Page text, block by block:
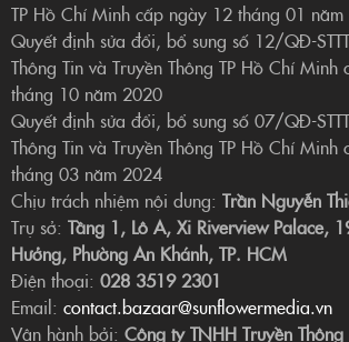
TP Hồ Chí Minh cấp ngày 12 tháng 01
Quyết định sửa đổi, bổ sung số 12/QĐ-
Thông Tin và Truyền Thông TP Hồ Chí
tháng 10 năm 2020
Quyết định sửa đổi, bổ sung số 07/QĐ-
Thông Tin và Truyền Thông TP Hồ Chí
tháng 03 năm 2024
Chịu trách nhiệm nội dung: Trần Nguyễn
Trụ sở: Tầng 1, Lô A, Xi Riverview Palace,
Hưởng, Phường An Khánh, TP. HCM
Điện thoại: 028 3519 2301
Email: contact.bazaar@sunflowermedia.vn
Vận hành bởi: Công ty TNHH Truyền